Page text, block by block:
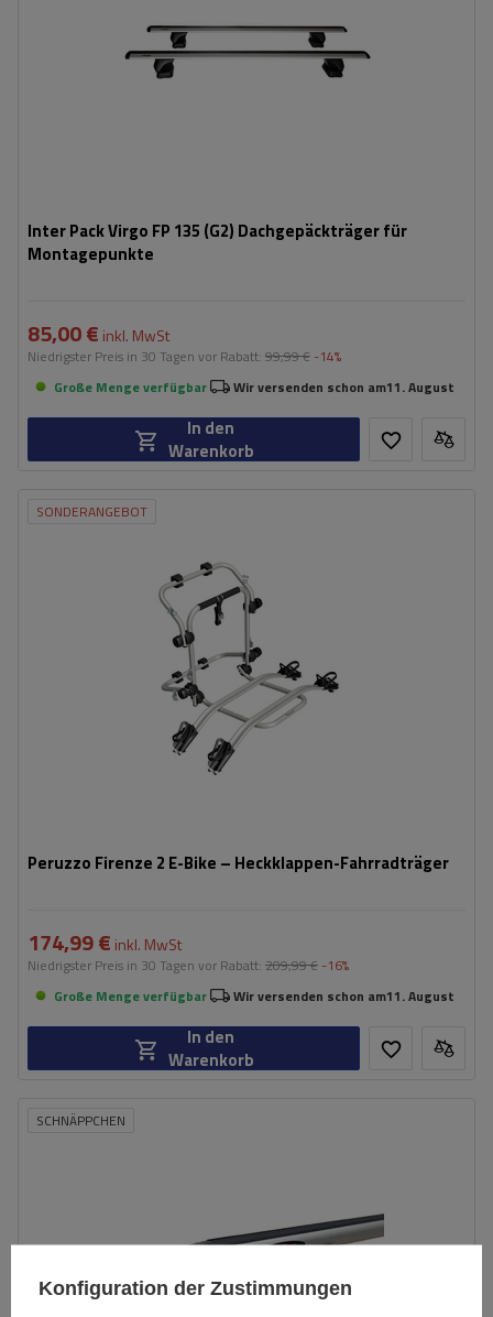
Inter Pack Virgo FP 135 (G2) Dachgepäckträger für
Montagepunkte
85,00 € inkl. MwSt
Niedrigster Preis in 30 Tagen vor Rabatt: 99,99 € -14%
Große Menge verfügbar
Wir versenden schon am11. August
In den
Warenkorb
SONDERANGEBOT
Peruzzo Firenze 2 E-Bike – Heckklappen-Fahrradträger
45 kg
kompatibel mit Elektrofahrrädern
Aluminiumkonstruktion
174,99 € inkl. MwSt
Niedrigster Preis in 30 Tagen vor Rabatt: 209,99 € -16%
Große Menge verfügbar
Wir versenden schon am11. August
In den
Warenkorb
SCHNÄPPCHEN
Konfiguration der Zustimmungen